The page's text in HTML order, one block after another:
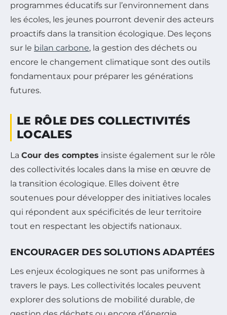
programmes éducatifs sur l’environnement dans
les écoles, les jeunes pourront devenir des acteurs
proactifs dans la transition écologique. Des leçons
sur le bilan carbone, la gestion des déchets ou
encore le changement climatique sont des outils
fondamentaux pour préparer les générations
futures.
LE RÔLE DES COLLECTIVITÉS
LOCALES
La Cour des comptes insiste également sur le rôle
des collectivités locales dans la mise en œuvre de
la transition écologique. Elles doivent être
soutenues pour développer des initiatives locales
qui répondent aux spécificités de leur territoire
tout en respectant les objectifs nationaux.
ENCOURAGER DES SOLUTIONS ADAPTÉES
Les enjeux écologiques ne sont pas uniformes à
travers le pays. Les collectivités locales peuvent
explorer des solutions de mobilité durable, de